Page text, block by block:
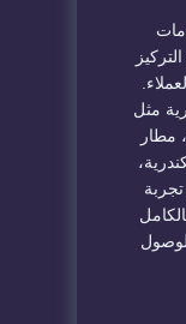
مثل
مطار